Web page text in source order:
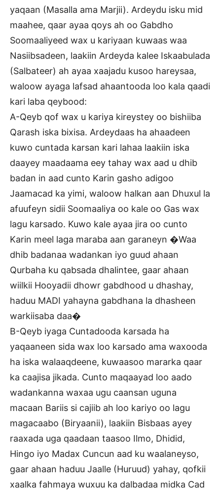
yaqaan (Masalla ama Marjii). Ardeydu isku mid
maahee, qaar ayaa qoys ah oo Gabdho
Soomaaliyeed wax u kariyaan kuwaas waa
Nasiibsadeen, laakiin Ardeyda kalee Iskaabulada
(Salbateer) ah ayaa xaajadu kusoo hareysaa,
waloow ayaga lafsad ahaantooda loo kala qaadi
kari laba qeybood:
A-Qeyb qof wax u kariya kireystey oo bishiiba
Qarash iska bixisa. Ardeydaas ha ahaadeen
kuwo cuntada karsan kari lahaa laakiin iska
daayey maadaama eey tahay wax aad u dhib
badan in aad cunto Karin gasho adigoo
Jaamacad ka yimi, waloow halkan aan Dhuxul la
afuufeyn sidii Soomaaliya oo kale oo Gas wax
lagu karsado. Kuwo kale ayaa jira oo cunto
Karin meel laga maraba aan garaneyn �Waa
dhib badanaa wadankan iyo guud ahaan
Qurbaha ku qabsada dhalintee, gaar ahaan
wiilkii Hooyadii dhowr gabdhood u dhashay,
haduu MADI yahayna gabdhana la dhasheen
warkiisaba daa�
B-Qeyb iyaga Cuntadooda karsada ha
yaqaaneen sida wax loo karsado ama waxooda
ha iska walaaqdeene, kuwaasoo mararka qaar
ka caajisa jikada. Cunto maqaayad loo aado
wadankanna waxaa ugu caansan uguna
macaan Bariis si cajiib ah loo kariyo oo lagu
magacaabo (Biryaanii), laakiin Bisbaas ayey
raaxada uga qaadaan taasoo Ilmo, Dhidid,
Hingo iyo Madax Cuncun aad ku waalaneyso,
gaar ahaan haduu Jaalle (Huruud) yahay, qofkii
xaalka fahmaya wuxuu ka dalbadaa midka Cad